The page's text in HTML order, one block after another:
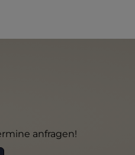
anfragen!